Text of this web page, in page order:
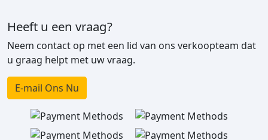
Heeft u een vraag?
Neem contact op met een lid van ons verkoopteam dat
u graag helpt met uw vraag.
E-mail Ons Nu